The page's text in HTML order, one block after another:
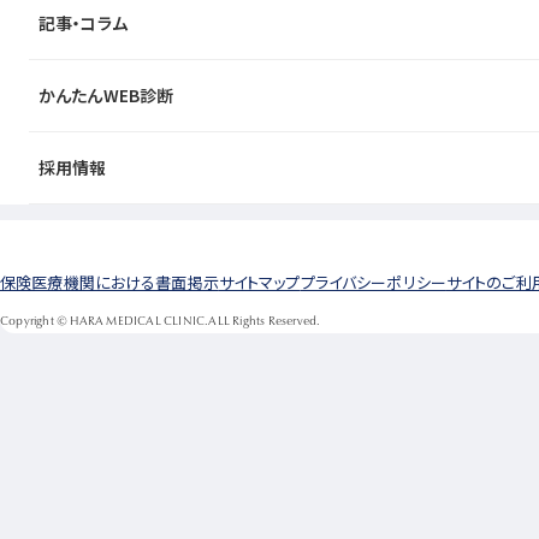
記事・コラム
かんたんWEB診断
採用情報
保険医療機関における書面掲示サイトマッププライバシーポリシーサイトのご利
Copyright © HARA MEDICAL CLINIC.ALL Rights Reserved.